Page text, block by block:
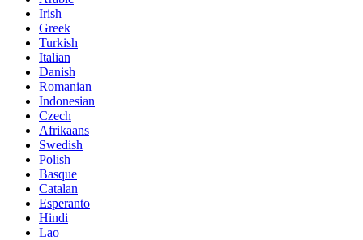
Irish
Greek
Turkish
Italian
Danish
Romanian
Indonesian
Czech
Afrikaans
Swedish
Polish
Basque
Catalan
Esperanto
Hindi
Lao